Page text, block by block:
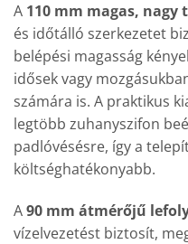
A 110 mm magas, nagy
és időtálló szerkezetet
belépési magasság
idősek vagy
számára is. A praktikus
legtöbb zuhanyszifon
padlóvésésre, így a
költséghatékonyabb.
A90 mm átmérőjű
vízelvezetést biztosít,